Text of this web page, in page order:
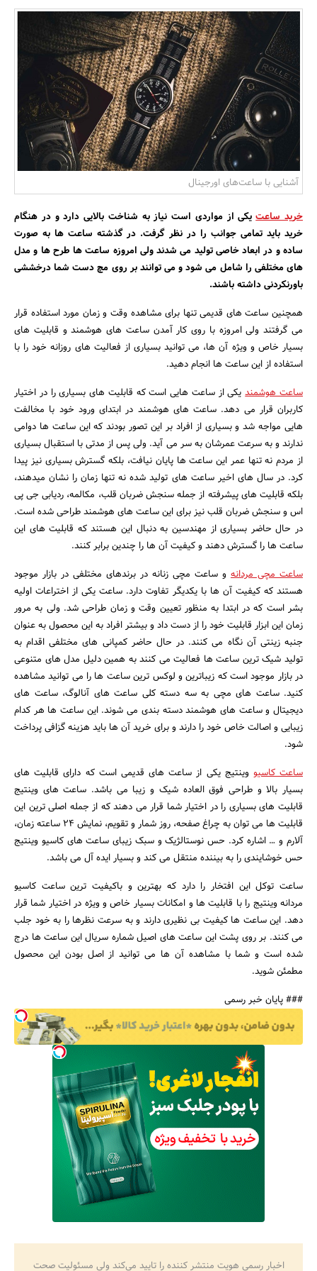
بانک، بیمه و سرمایه
مسکن و ساختمان
جستجو
آشنایی با ساعت‌های اورجینال
خرید ساعتیکی از مواردی است نیاز به شناخت بالایی دارد و در هنگام
خرید باید تمامی جوانب را در نظر گرفت. در گذشته ساعت ها به صورت
ساده و در ابعاد خاصی تولید می شدند ولی امروزه ساعت ها طرح ها و مدل
های مختلفی را شامل می شود و می توانند بر روی مچ دست شما درخششی
باورنکردنی داشته باشند.
همچنین ساعت های قدیمی تنها برای مشاهده وقت و زمان مورد استفاده قرار
می گرفتند ولی امروزه با روی کار آمدن ساعت های هوشمند و قابلیت های
بسیار خاص و ویژه آن ها، می توانید بسیاری از فعالیت های روزانه خود را با
استفاده از این ساعت ها انجام دهید.
ساعت هوشمندیکی از ساعت هایی است که قابلیت های بسیاری را در اختیار
کاربران قرار می دهد. ساعت های هوشمند در ابتدای ورود خود با مخالفت
هایی مواجه شد و بسیاری از افراد بر این تصور بودند که این ساعت ها دوامی
ندارند و به سرعت عمرشان به سر می آید. ولی پس از مدتی با استقبال بسیاری
از مردم نه تنها عمر این ساعت ها پایان نیافت، بلکه گسترش بسیاری نیز پیدا
کرد. در سال های اخیر ساعت های تولید شده نه تنها زمان را نشان میدهند،
بلکه قابلیت های پیشرفته از جمله سنجش ضربان قلب، مکالمه، ردیابی جی پی
اس و سنجش ضربان قلب نیز برای این ساعت های هوشمند طراحی شده است.
در حال حاضر بسیاری از مهندسین به دنبال این هستند که قابلیت های این
ساعت ها را گسترش دهند و کیفیت آن ها را چندین برابر کنند.
ساعت مچی مردانه و ساعت مچی زنانه در برندهای مختلفی در بازار موجود
هستند که کیفیت آن ها با یکدیگر تفاوت دارد. ساعت یکی از اختراعات اولیه
بشر است که در ابتدا به منظور تعیین وقت و زمان طراحی شد. ولی به مرور
زمان این ابزار قابلیت خود را از دست داد و بیشتر افراد به این محصول به عنوان
جنبه زینتی آن نگاه می کنند. در حال حاضر کمپانی های مختلفی اقدام به
تولید شیک ترین ساعت ها فعالیت می کنند به همین دلیل مدل های متنوعی
در بازار موجود است که زیباترین و لوکس ترین ساعت ها را می توانید مشاهده
کنید. ساعت های مچی به سه دسته کلی ساعت های آنالوگ، ساعت های
دیجیتال و ساعت های هوشمند دسته بندی می شوند. این ساعت ها هر کدام
زیبایی و اصالت خاص خود را دارند و برای خرید آن ها باید هزینه گزافی پرداخت
شود.
ساعت کاسیو وینتیج یکی از ساعت های قدیمی است که دارای قابلیت های
بسیار بالا و طراحی فوق العاده شیک و زیبا می باشد. ساعت های وینتیج
قابلیت های بسیاری را در اختیار شما قرار می دهند که از جمله اصلی ترین این
قابلیت ها می توان به چراغ صفحه، روز شمار و تقویم، نمایش 24 ساعته زمان،
آلارم و … اشاره کرد. حس نوستالژیک و سبک زیبای ساعت های کاسیو وینتیج
حس خوشایندی را به بیننده منتقل می کند و بسیار ایده آل می باشد.
ساعت توکل این افتخار را دارد که بهترین و باکیفیت ترین ساعت کاسیو
مردانه وینتیج را با قابلیت ها و امکانات بسیار خاص و ویژه در اختیار شما قرار
دهد. این ساعت ها کیفیت بی نظیری دارند و به سرعت نظرها را به خود جلب
می کنند. بر روی پشت این ساعت های اصیل شماره سریال این ساعت ها درج
شده است و شما با مشاهده آن ها می توانید از اصل بودن این محصول
مطمئن شوید.
### پایان خبر رسمی
اخبار رسمی هویت منتشر کننده را تایید می‌کند ولی مسئولیت صحت